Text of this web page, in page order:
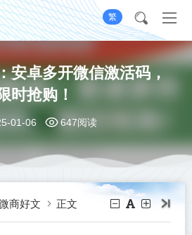
繁
安卓多开微信激活码，
时抢购！
01-06 647阅读
商好文 正文